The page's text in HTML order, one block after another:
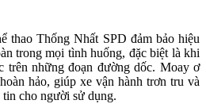
thao Thống Nhất SPD đảm bảo hiệu
trong mọi tình huống, đặc biệt là khi
trên những đoạn đường dốc. Moay ơ
hảo, giúp xe vận hành trơn tru và
cho người sử dụng.